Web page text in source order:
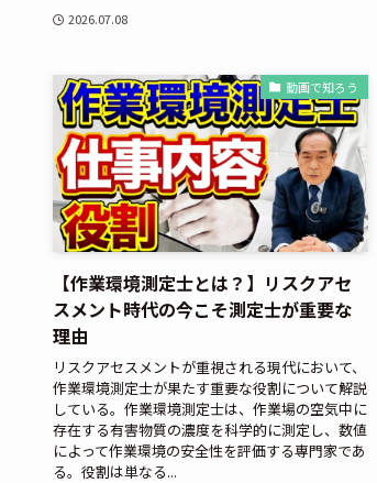
2026.07.08
動画で知ろう
【作業環境測定士とは？】リスクアセ
スメント時代の今こそ測定士が重要な
理由
リスクアセスメントが重視される現代において、
作業環境測定士が果たす重要な役割について解説
している。作業環境測定士は、作業場の空気中に
存在する有害物質の濃度を科学的に測定し、数値
によって作業環境の安全性を評価する専門家であ
る。役割は単なる...